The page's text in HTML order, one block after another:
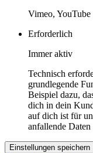
Vimeo, YouTube
Erforderlich
Immer aktiv
Technisch
grundlegende
Beispiel dazu,
dich in dein
auf dich ist für
anfallende
Einstellungen speichern